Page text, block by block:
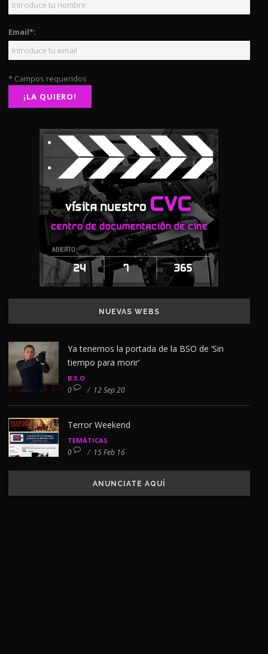
Email*:
* Campos requeridos
NUEVAS WEBS
Ya tenemos la portada de la BSO de ‘Sin
tiempo para morir’
B.S.O
0 / 12 Sep 20
Terror Weekend
TEMÁTICAS
0 / 15 Feb 16
ANUNCIATE AQUÍ